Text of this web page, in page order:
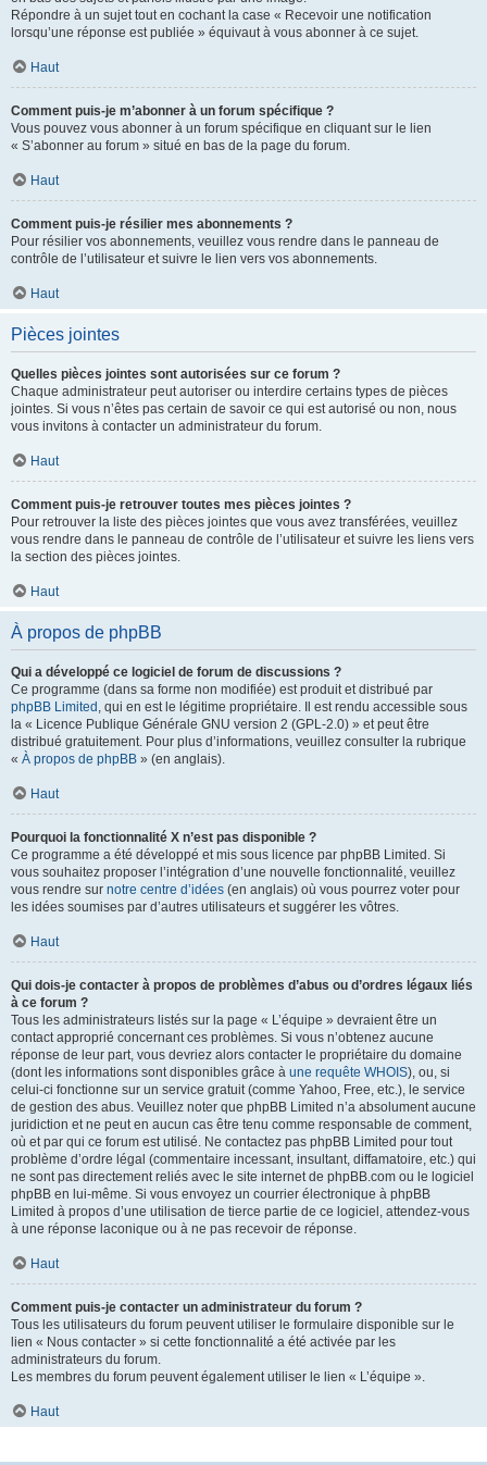
Répondre à un sujet tout en cochant la case « Recevoir une notification
lorsqu’une réponse est publiée » équivaut à vous abonner à ce sujet.
Haut
Comment puis-je m’abonner à un forum spécifique ?
Vous pouvez vous abonner à un forum spécifique en cliquant sur le lien
« S’abonner au forum » situé en bas de la page du forum.
Haut
Comment puis-je résilier mes abonnements ?
Pour résilier vos abonnements, veuillez vous rendre dans le panneau de
contrôle de l’utilisateur et suivre le lien vers vos abonnements.
Haut
Pièces jointes
Quelles pièces jointes sont autorisées sur ce forum ?
Chaque administrateur peut autoriser ou interdire certains types de pièces
jointes. Si vous n’êtes pas certain de savoir ce qui est autorisé ou non, nous
vous invitons à contacter un administrateur du forum.
Haut
Comment puis-je retrouver toutes mes pièces jointes ?
Pour retrouver la liste des pièces jointes que vous avez transférées, veuillez
vous rendre dans le panneau de contrôle de l’utilisateur et suivre les liens vers
la section des pièces jointes.
Haut
À propos de phpBB
Qui a développé ce logiciel de forum de discussions ?
Ce programme (dans sa forme non modifiée) est produit et distribué par
phpBB Limited , qui en est le légitime propriétaire. Il est rendu accessible sous
la « Licence Publique Générale GNU version 2 (GPL-2.0) » et peut être
distribué gratuitement. Pour plus d’informations, veuillez consulter la rubrique
« À propos de phpBB » (en anglais).
Haut
Pourquoi la fonctionnalité X n’est pas disponible ?
Ce programme a été développé et mis sous licence par phpBB Limited. Si
vous souhaitez proposer l’intégration d’une nouvelle fonctionnalité, veuillez
vous rendre sur notre centre d’idées (en anglais) où vous pourrez voter pour
les idées soumises par d’autres utilisateurs et suggérer les vôtres.
Haut
Qui dois-je contacter à propos de problèmes d’abus ou d’ordres légaux liés
à ce forum ?
Tous les administrateurs listés sur la page « L’équipe » devraient être un
contact approprié concernant ces problèmes. Si vous n’obtenez aucune
réponse de leur part, vous devriez alors contacter le propriétaire du domaine
(dont les informations sont disponibles grâce à une requête WHOIS), ou, si
celui-ci fonctionne sur un service gratuit (comme Yahoo, Free, etc.), le service
de gestion des abus. Veuillez noter que phpBB Limited n’a absolument aucune
juridiction et ne peut en aucun cas être tenu comme responsable de comment,
où et par qui ce forum est utilisé. Ne contactez pas phpBB Limited pour tout
problème d’ordre légal (commentaire incessant, insultant, diffamatoire, etc.) qui
ne sont pas directement reliés avec le site internet de phpBB.com ou le logiciel
phpBB en lui-même. Si vous envoyez un courrier électronique à phpBB
Limited à propos d’une utilisation de tierce partie de ce logiciel, attendez-vous
à une réponse laconique ou à ne pas recevoir de réponse.
Haut
Comment puis-je contacter un administrateur du forum ?
Tous les utilisateurs du forum peuvent utiliser le formulaire disponible sur le
lien « Nous contacter » si cette fonctionnalité a été activée par les
administrateurs du forum.
Les membres du forum peuvent également utiliser le lien « L’équipe ».
Haut